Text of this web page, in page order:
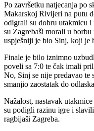
Po završetku natjecanja po
Makarskoj Rivijeri na putu
odigrali su dobru utakmicu
su Zagrebaši morali u
uspješniji je bio Sinj, koji je
Finale je bilo iznimno
poveli sa 7:0 te čak imali
No, Sinj se nije predavao te
smanjio zaostatak do
Nažalost, nastavak
su podigli razinu igre i
ragbijaši Zagreba.